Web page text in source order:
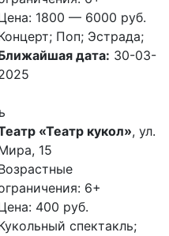
1800 — 6000 руб.
Поп; Эстрада;
дата: 30-03-
«Театр кукол», ул.
15
6+
400 руб.
спектакль;